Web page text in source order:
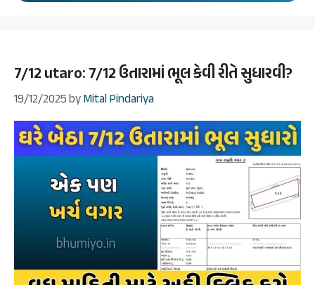
7/12 utaro: 7/12 ઉતારામાં ભૂલ કેવી રીતે સુધારવી?
19/12/2025byMital Pindariya